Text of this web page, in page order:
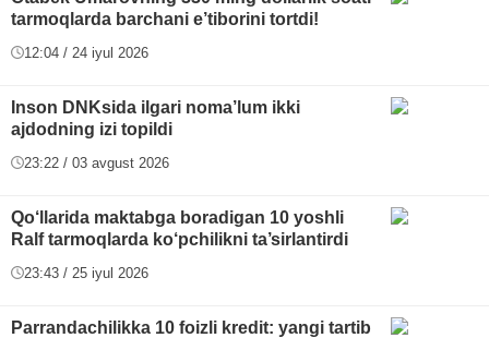
tarmoqlarda barchani e’tiborini tortdi!
12:04 / 24 iyul 2026
Inson DNKsida ilgari noma’lum ikki
ajdodning izi topildi
23:22 / 03 avgust 2026
Qo‘llarida maktabga boradigan 10 yoshli
Ralf tarmoqlarda ko‘pchilikni ta’sirlantirdi
23:43 / 25 iyul 2026
Parrandachilikka 10 foizli kredit: yangi tartib